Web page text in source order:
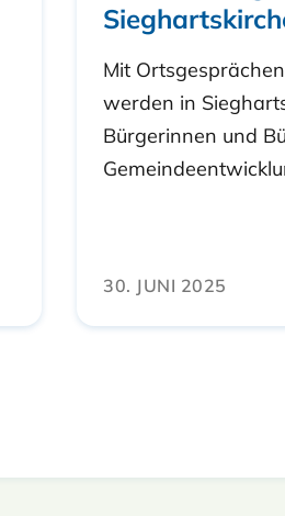
Mit
werden in
Bürgerinnen und
30. JUNI 2025